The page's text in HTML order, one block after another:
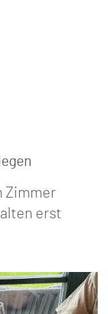
Zimmer
erst